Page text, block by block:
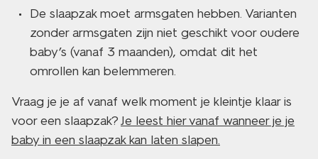
De slaapzak moet armsgaten hebben. Varianten
zonder armsgaten zijn niet geschikt voor oudere
baby’s (vanaf 3 maanden), omdat dit het
omrollen kan belemmeren.
Vraag je je af vanaf welk moment je kleintje klaar is
voor een slaapzak?Je leest hier vanaf wanneer je je
baby in een slaapzak kan laten slapen.